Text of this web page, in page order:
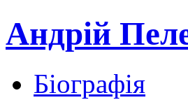
Андрій
Біографія